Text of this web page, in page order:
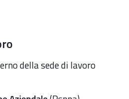
della sede di lavoro